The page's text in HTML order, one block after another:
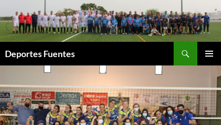
al
contenido
Deportes Fuentes